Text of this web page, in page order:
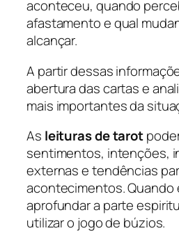
aconteceu, quando
afastamento e qual
alcançar.
A partir dessas
abertura das cartas e
mais importantes da
As leituras de tarot
sentimentos, intenções,
externas e tendências
acontecimentos. Quando
aprofundar a parte
utilizar o jogo de búzios.